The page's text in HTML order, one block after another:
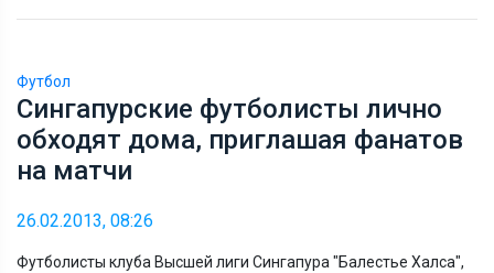
Футбол
Сингапурcкие футболисты лично
обходят дома, приглашая фанатов
на матчи
26.02.2013, 08:26
Футболисты клуба Высшей лиги Сингапура "Балестье Халса",